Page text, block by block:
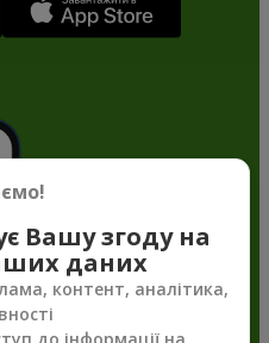
Вашу згоду на
даних
контент, аналітика,
до інформації на